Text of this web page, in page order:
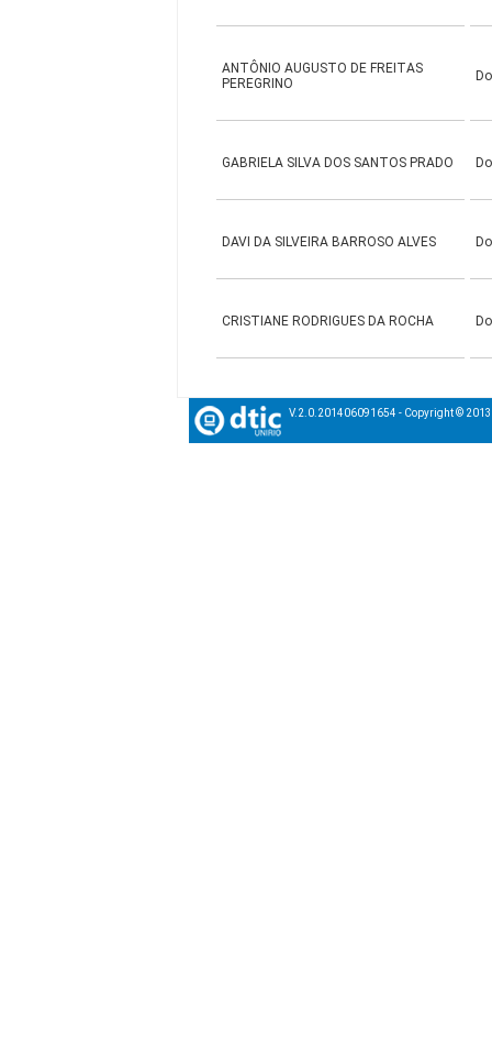
ANTÔNIO AUGUSTO DE FREITAS
PEREGRINO
GABRIELA SILVA DOS SANTOS PRADO
DAVI DA SILVEIRA BARROSO ALVES
CRISTIANE RODRIGUES DA ROCHA
V.2.0.201406091654 - Copyright ©